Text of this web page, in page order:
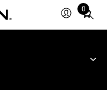
0
Total
items
cart: